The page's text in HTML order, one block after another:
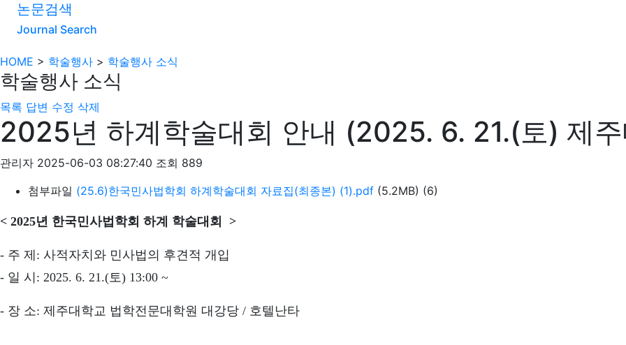
논문검색
Journal Search
HOME > 학술행사 > 학술행사 소식
학술행사 소식
목록 답변 수정 삭제
2025년 하계학술대회 안내 (2025. 6. 21.(토) 제
관리자 2025-06-03 08:27:40 조회 889
첨부파일 (25.6)한국민사법학회 하계학술대회 자료집(최종본) (1).pdf (5.2MB) (6)
< 2025년 한국민사법 학회 하계 학술대회 >
- 주 제 : 사적자치와 민사법 의 후견적 개입
- 일 시 : 2025. 6. 21.(토) 13:00 ~
- 장 소: 제주대학교 법학전문대학원 대강당 / 호텔난타